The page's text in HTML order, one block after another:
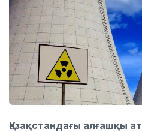
Қазақстандағы алғашқы